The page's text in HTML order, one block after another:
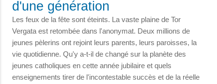
d'une génération
Les feux de la fête sont éteints. La vaste plaine de Tor
Vergata est retombée dans l'anonymat. Deux millions de
jeunes pèlerins ont rejoint leurs parents, leurs paroisses, la
vie quotidienne. Qu'y a-t-il de changé sur la planète des
jeunes catholiques en cette année jubilaire et quels
enseignements tirer de l'incontestable succès et de la réelle